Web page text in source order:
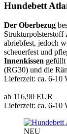
Hundebett
Der Oberbezug
Strukturpolsterstoff
abriebfest, jedoch
scheuerfest und
Innenkissen gefüllt
(RG30) und die
Lieferzeit: ca. 6-10
ab 116,90 EUR
Lieferzeit: ca. 6-10
NEU